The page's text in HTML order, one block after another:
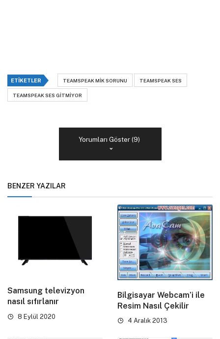
ETIKETLER TEAMSPEAK MIK SORUNU TEAMSPEAK SES
TEAMSPEAK SES GITMIYOR
Yorumları Göster (9)
BENZER YAZILAR
Samsung televizyon
nasıl sıfırlanır
8 Eylül 2020
Bilgisayar Webcam’i ile
Resim Nasıl Çekilir
4 Aralık 2013